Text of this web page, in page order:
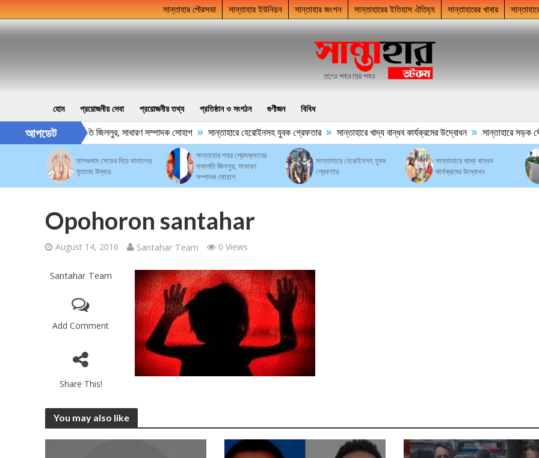
সান্তাহার পৌরসভা সান্তাহার ইউনিয়ন সান্তাহার জংশন সান্তাহারের ইতিহাস ঐতিহ্য সান্তাহারের খাবার
হোম প্রয়োজনীয় সেবা প্রয়োজনীয় তথ্য প্রতিষ্ঠান ও সংগঠন গুণীজন বিবিধ
আপডেট
শহর প্রেসক্লাবের সভাপতি জিললুর, সাধারণ সম্পাদক সোহাগ » সান্তাহারে হেরোইনসহ যুবক গ্রেফতার » সান্তাহারে খাদ্য বান্ধব কার্যক্রমের উদ্বোধন » সান্তাহারে সড়ক
মালগুদাম সেডের নিচে মাতালের
মৃতদেহ উদ্ধার
সান্তাহার শহর প্রেসক্লাবের
সভাপতি জিললুর, সাধারণ
সম্পাদক সোহাগ
সান্তাহারে হেরোইনসহ যুবক
গ্রেফতার
সান্তাহারে খাদ্য বান্ধব
কার্যক্রমের উদ্বোধন
Opohoron santahar
August 14, 2016 Santahar Team 0 Views
Santahar Team
Add Comment
Share This!
You may also like